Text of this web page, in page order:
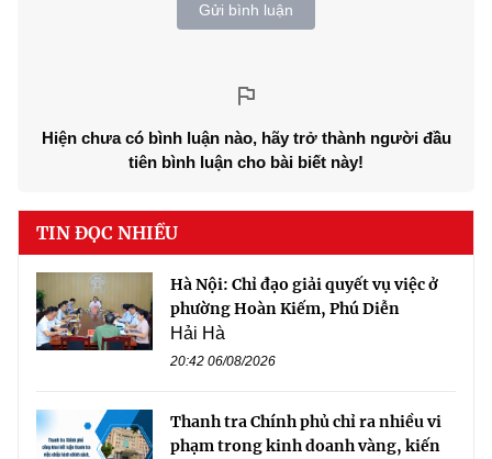
Gửi bình luận
Hiện chưa có bình luận nào, hãy trở thành người đầu
tiên bình luận cho bài biết này!
TIN ĐỌC NHIỀU
Hà Nội: Chỉ đạo giải quyết vụ việc ở
phường Hoàn Kiếm, Phú Diễn
Hải Hà
20:42 06/08/2026
Thanh tra Chính phủ chỉ ra nhiều vi
phạm trong kinh doanh vàng, kiến